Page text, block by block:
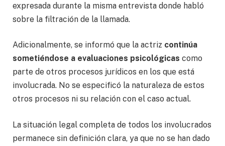
expresada durante la misma entrevista donde habló
sobre la filtración de la llamada.
Adicionalmente, se informó que la actriz continúa
sometiéndose a evaluaciones psicológicas como
parte de otros procesos jurídicos en los que está
involucrada. No se especificó la naturaleza de estos
otros procesos ni su relación con el caso actual.
La situación legal completa de todos los involucrados
permanece sin definición clara, ya que no se han dado